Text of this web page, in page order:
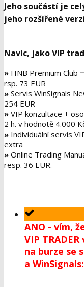
Jeho součástí je
jeho rozšířené
Navíc, jako VIP
» HNB Premium Club
rsp. 73 EUR
» Servis WinSignals
254 EUR
» VIP konzultace +
2 h. v hodnotě 4.000
» Individuální servis
extra
» Online Trading
resp. 36 EUR.
ANO - vím,
VIP
na burze se
a WinSignals: